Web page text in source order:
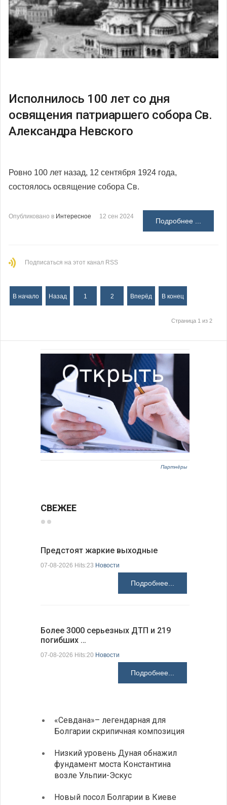
Исполнилось 100 лет со дня
освящения патриаршего собора Св.
Александра Невского
Ровно 100 лет назад, 12 сентября 1924 года,
состоялось освящение собора Св.
Опубликовано в Интересное 12 сен 2024
Подробнее ...
Подписаться на этот канал RSS
В начало Назад 1 2 Вперёд В конец
Страница 1 из 2
Партнёры
СВЕЖЕЕ
Предстоят жаркие выходные
07-08-2026 Hits:23 Новости
Подробнее...
Более 3000 серьезных ДТП и 219
погибших …
07-08-2026 Hits:20 Новости
Подробнее...
«Севдана»– легендарная для
Болгарии скрипичная композиция
Низкий уровень Дуная обнажил
фундамент моста Константина
возле Ульпии-Эскус
Новый посол Болгарии в Киеве